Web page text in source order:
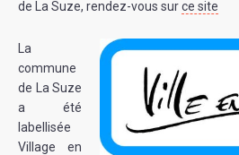
de La Suze, rendez-vous surce site
La
commune
de La Suze
a été
labellisée
Village en